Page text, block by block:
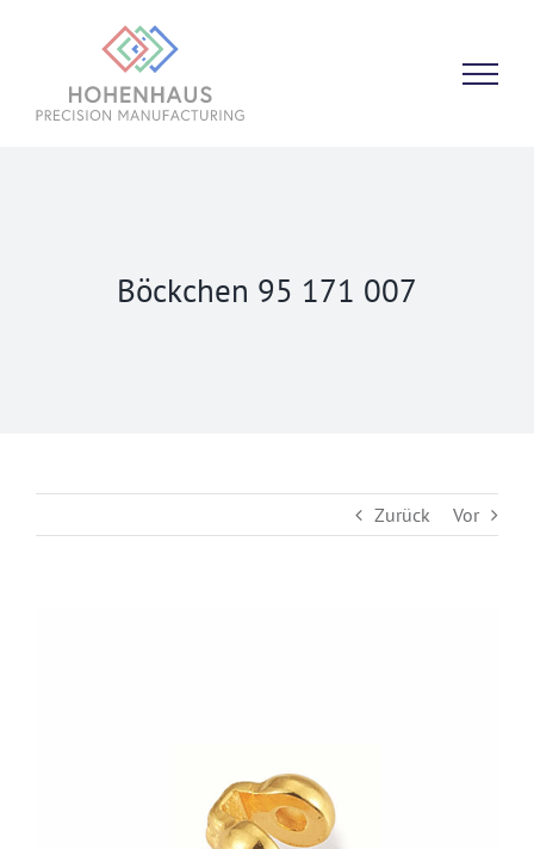
springen
Böckchen 95 171 007
Zurück Vor